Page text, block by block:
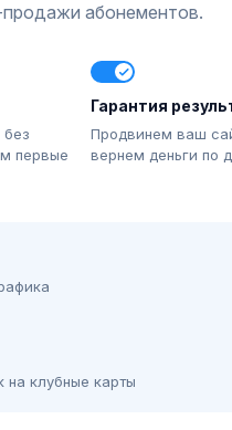
продажи абонементов.
первые
Гарантия
Продвинем ваш
вернем деньги по
на клубные карты